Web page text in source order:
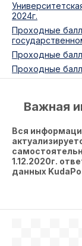
2024г.
Проходные
Проходные
Проходные
Важная
Вся
1.12.2020г.
данных